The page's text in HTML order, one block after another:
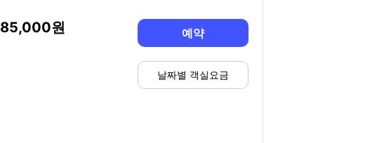
85,000 예약
날짜별 객실요금